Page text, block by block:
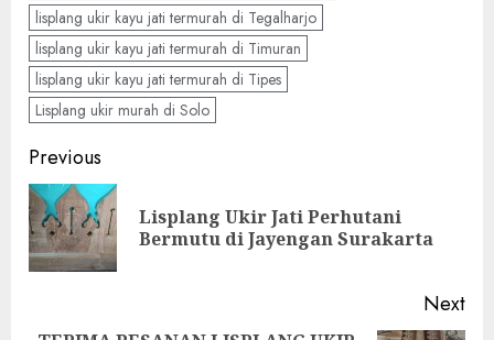
lisplang ukir kayu jati termurah di Tegalharjo
lisplang ukir kayu jati termurah di Timuran
lisplang ukir kayu jati termurah di Tipes
Lisplang ukir murah di Solo
Previous
Lisplang Ukir Jati Perhutani
Bermutu di Jayengan Surakarta
Next